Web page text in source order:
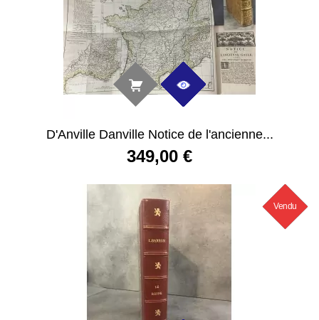
D'Anville Danville Notice de l'ancienne...
349,00 €
Vendu
Nouveau